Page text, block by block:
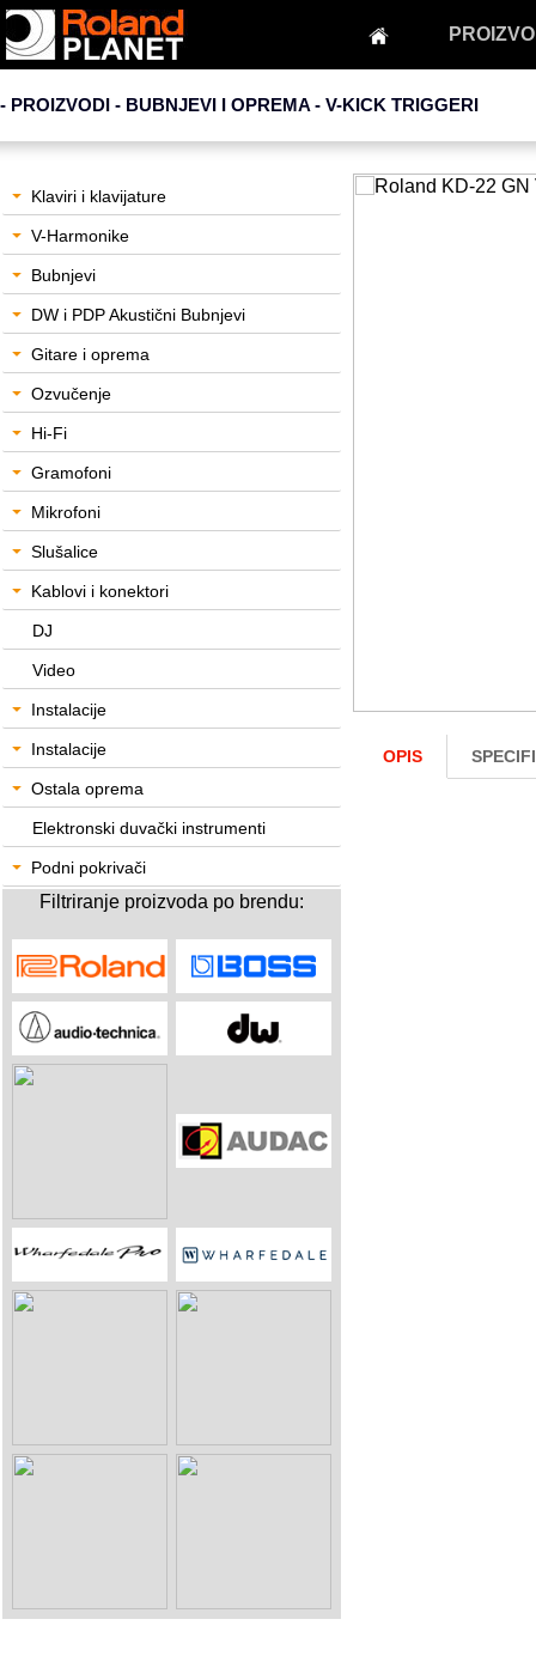
- PROIZVODI - BUBNJEVI I OPREMA - V-KICK TRIGGERI
Klaviri i klavijature
V-Harmonike
Bubnjevi
DW i PDP Akustični Bubnjevi
Gitare i oprema
Ozvučenje
Hi-Fi
Gramofoni
Mikrofoni
Slušalice
Kablovi i konektori
DJ
Video
Instalacije
Instalacije
Ostala oprema
Elektronski duvački instrumenti
Podni pokrivači
Filtriranje proizvoda po brendu:
OPIS